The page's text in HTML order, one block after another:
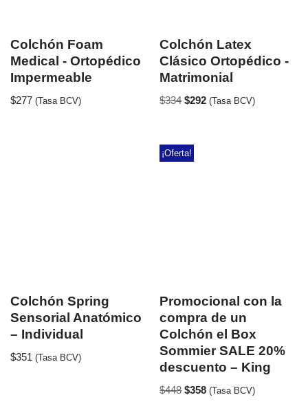
Colchón Foam
Medical - Ortopédico
Impermeable
$277 (Tasa BCV)
Colchón Latex
Clásico Ortopédico -
Matrimonial
$334 $292 (Tasa BCV)
Colchón Spring
Sensorial Anatómico
– Individual
$351 (Tasa BCV)
¡Oferta!
Promocional con la
compra de un
Colchón el Box
Sommier SALE 20%
descuento – King
$448 $358 (Tasa BCV)